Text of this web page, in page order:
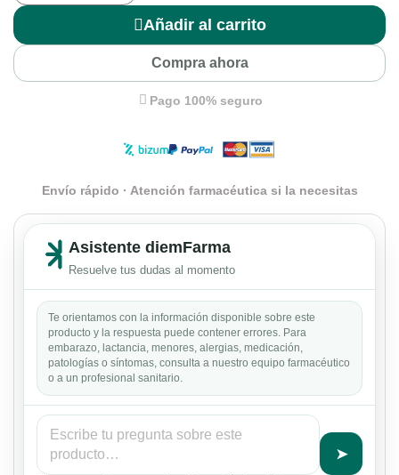
Añadir al carrito
Compra ahora
Pago 100% seguro
Envío rápido · Atención farmacéutica si la necesitas
Asistente diemFarma
Resuelve tus dudas al momento
Te orientamos con la información disponible sobre este
producto y la respuesta puede contener errores. Para
embarazo, lactancia, menores, alergias, medicación,
patologías o síntomas, consulta a nuestro equipo farmacéutico
o a un profesional sanitario.
➤